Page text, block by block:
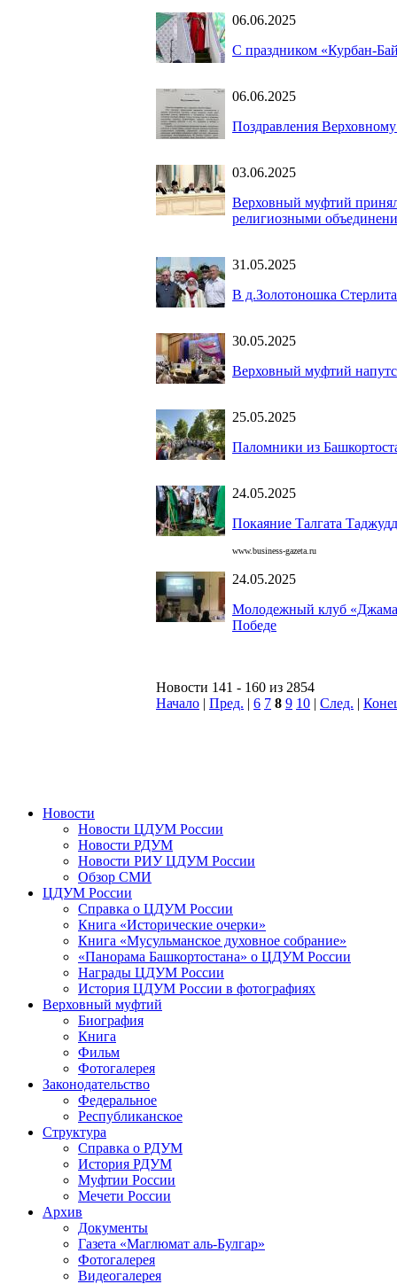
06.06.2025
С праздником «Курбан-
06.06.2025
Поздравления
03.06.2025
Верховный муфтий
религиозными
31.05.2025
В д.Золотоношка
30.05.2025
Верховный муфтий
25.05.2025
Паломники из
24.05.2025
Покаяние Талгата
www.business-gazeta.ru
24.05.2025
Молодежный клуб
Победе
Новости 141 - 160 из 2854
Начало | Пред. | 6 7 8 9 10 | След. |
Новости
Новости ЦДУМ России
Новости РДУМ
Новости РИУ ЦДУМ России
Обзор СМИ
ЦДУМ России
Справка о ЦДУМ России
Книга «Исторические очерки»
Книга «Мусульманское духовное собрание»
«Панорама Башкортостана» о ЦДУМ России
Награды ЦДУМ России
История ЦДУМ России в фотографиях
Верховный муфтий
Биография
Книга
Фильм
Фотогалерея
Законодательство
Федеральное
Республиканское
Структура
Справка о РДУМ
История РДУМ
Муфтии России
Мечети России
Архив
Документы
Газета «Маглюмат аль-Булгар»
Фотогалерея
Видеогалерея